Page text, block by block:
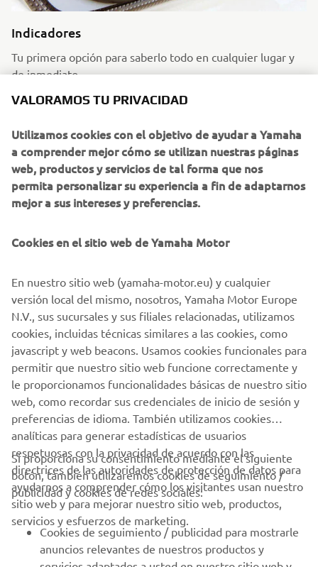
Indicadores
Tu primera opción para saberlo todo en cualquier lugar y
de inmediato.
Seguir leyendo
Interruptores
¿Quieres transmitir serenidad, calma y facilidad para
mantener el control? Simplemente púlsalo y
impresionarás.
Seguir leyendo
CORPORATIVO
PROFESIONALES
MÁS YAMAHA
VALORAMOS TU PRIVACIDAD
Utilizamos cookies con el objetivo de ayudar a Yamaha
a comprender mejor cómo se utilizan nuestras páginas
web, productos y servicios de tal forma que nos
permita personalizar su experiencia a fin de adaptarnos
mejor a sus intereses y preferencias.
Cookies en el sitio web de Yamaha Motor
En nuestro sitio web (yamaha-motor.eu) y cualquier
versión local del mismo, nosotros, Yamaha Motor Europe
N.V., sus sucursales y sus filiales relacionadas, utilizamos
cookies, incluidas técnicas similares a las cookies, como
javascript y web beacons. Usamos cookies funcionales para
permitir que nuestro sitio web funcione correctamente y
le proporcionamos funcionalidades básicas de nuestro sitio
web, como recordar sus credenciales de inicio de sesión y
preferencias de idioma. También utilizamos cookies
analíticas para generar estadísticas de usuarios
respetuosas con la privacidad de acuerdo con las
directrices de las autoridades de protección de datos para
ayudarnos a comprender cómo los visitantes usan nuestro
sitio web y para mejorar nuestro sitio web, productos,
servicios y esfuerzos de marketing.
Si proporciona su consentimiento mediante el siguiente
botón, también utilizaremos cookies de seguimiento /
publicidad y cookies de redes sociales:
Cookies de seguimiento / publicidad para mostrarle
anuncios relevantes de nuestros productos y